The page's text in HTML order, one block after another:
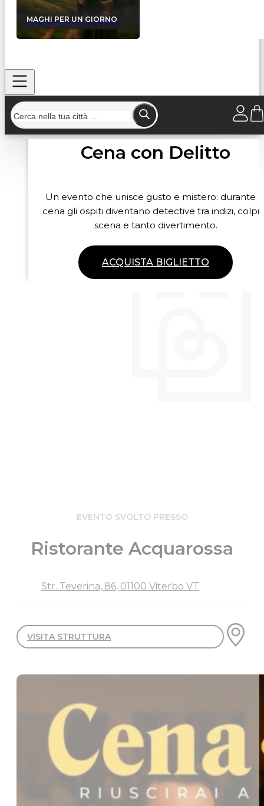
MAGHI PER UN GIORNO
Cena con Delitto
Un evento che unisce gusto e mistero: durante
cena gli ospiti diventano detective tra indizi, colpi
scena e tanto divertimento.
ACQUISTA BIGLIETTO
EVENTO SVOLTO PRESSO
Ristorante Acquarossa
Str. Teverina, 86, 01100 Viterbo VT
VISITA STRUTTURA